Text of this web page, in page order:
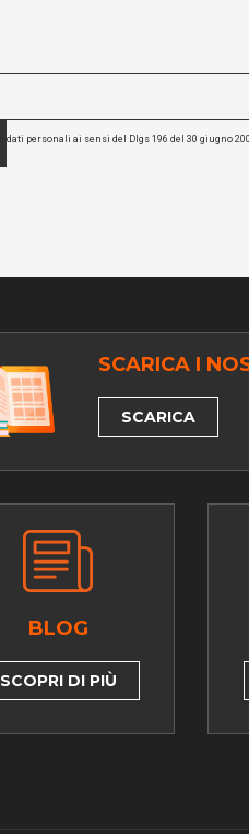
dati personali ai sensi del Dlgs 196 del 30 giugno
SCARICA I
SCARICA
BLOG
SCOPRI DI PIÙ